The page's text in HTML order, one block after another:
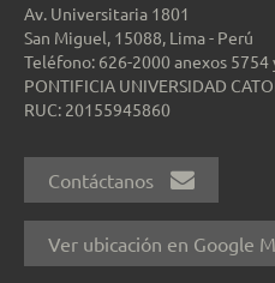
Av. Universitaria 1801
San Miguel, 15088, Lima - Perú
Teléfono: 626-2000 anexos 5754
PONTIFICIA UNIVERSIDAD
RUC: 20155945860
Contáctanos
Ver ubicación en Google